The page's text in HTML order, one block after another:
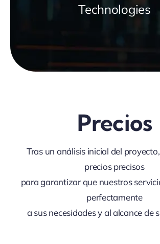
Technologies
Precios
Tras un análisis inicial del
precios precisos
para garantizar que nuestros
perfectamente
a sus necesidades y al alcance de